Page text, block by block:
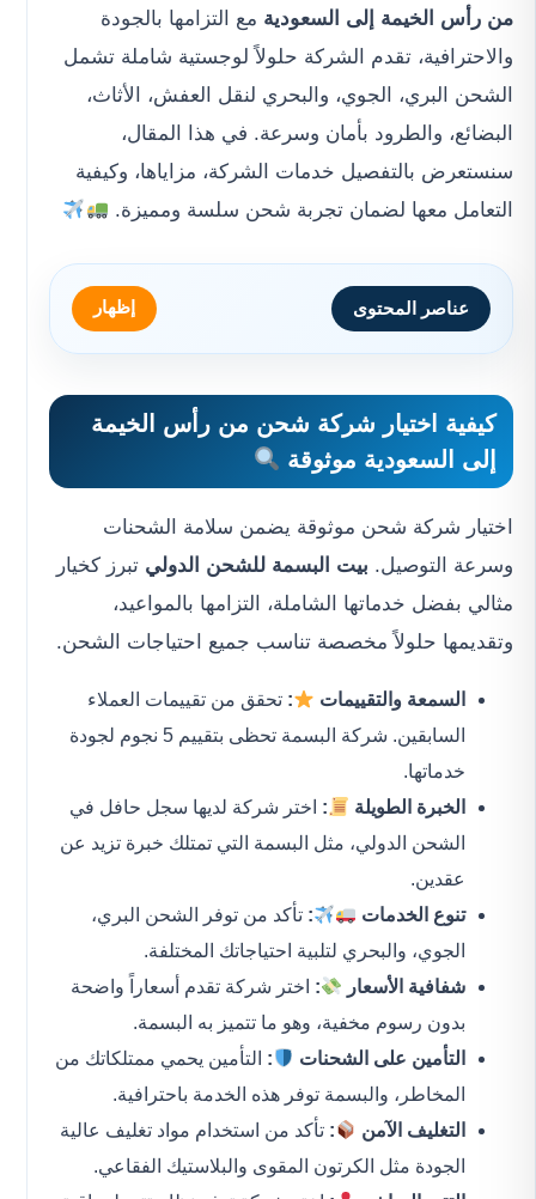
من رأس الخيمة إلى السعودية مع التزامها بالجودة
والاحترافية، تقدم الشركة حلولاً لوجستية شاملة تشمل
الشحن البري، الجوي، والبحري لنقل العفش، الأثاث،
البضائع، والطرود بأمان وسرعة. في هذا المقال،
سنستعرض بالتفصيل خدمات الشركة، مزاياها، وكيفية
التعامل معها لضمان تجربة شحن سلسة ومميزة.
عناصر المحتوى إظهار
كيفية اختيار شركة شحن من رأس الخيمة
إلى السعودية موثوقة
اختيار شركة شحن موثوقة يضمن سلامة الشحنات
وسرعة التوصيل. بيت البسمة للشحن الدولي تبرز كخيار
مثالي بفضل خدماتها الشاملة، التزامها بالمواعيد،
وتقديمها حلولاً مخصصة تناسب جميع احتياجات الشحن.
السمعة والتقييمات : تحقق من تقييمات العملاء
السابقين. شركة البسمة تحظى بتقييم 5 نجوم لجودة
خدماتها.
الخبرة الطويلة
: اختر شركة لديها سجل حافل في
الشحن الدولي، مثل البسمة التي تمتلك خبرة تزيد عن
عقدين.
تنوع الخدمات
: تأكد من توفر الشحن البري،
الجوي، والبحري لتلبية احتياجاتك المختلفة.
شفافية الأسعار
: اختر شركة تقدم أسعاراً واضحة
بدون رسوم مخفية، وهو ما تتميز به البسمة.
التأمين على الشحنات
: التأمين يحمي ممتلكاتك من
المخاطر، والبسمة توفر هذه الخدمة باحترافية.
التغليف الآمن
: تأكد من استخدام مواد تغليف عالية
الجودة مثل الكرتون المقوى والبلاستيك الفقاعي.